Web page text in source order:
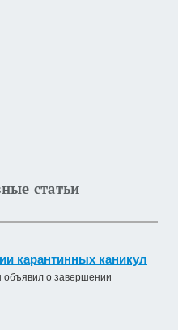
статьи
карантинных каникул
объявил о завершении